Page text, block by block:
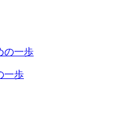
一歩